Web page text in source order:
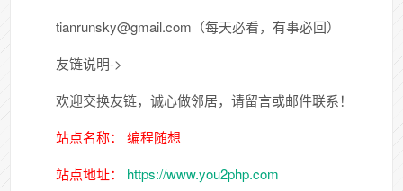
tianrunsky@gmail.com（每天必看，有事必回）
友链说明->
欢迎交换友链，诚心做邻居，请留言或邮件联系！
站点名称： 编程随想
站点地址： https://www.you2php.com